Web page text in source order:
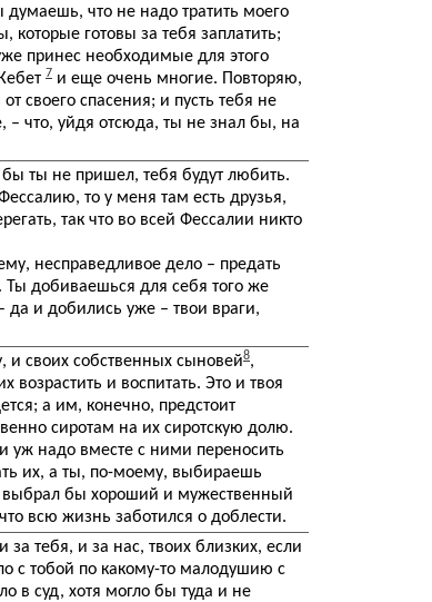
что не надо тратить моего
которые готовы за тебя заплатить;
принес необходимые для этого
7 и еще очень многие. Повторяю,
своего спасения; и пусть тебя не
– что, уйдя отсюда, ты не знал бы, на
ты не пришел, тебя будут любить.
то у меня там есть друзья,
так что во всей Фессалии никто
несправедливое дело – предать
Ты добиваешься для себя того же
да и добились уже – твои враги,
и своих собственных сыновей8,
и воспитать. Это и твоя
а им, конечно, предстоит
сиротам на их сиротскую долю.
уж надо вместе с ними переносить
их, а ты, по-моему, выбираешь
выбрал бы хороший и мужественный
всю жизнь заботился о доблести.
тебя, и за нас, твоих близких, если
с тобой по какому-то малодушию с
в суд, хотя могло бы туда и не